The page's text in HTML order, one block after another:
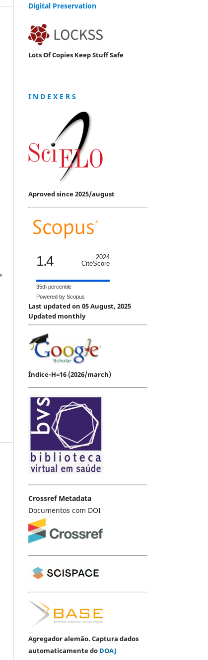
Digital Preservation
Lots Of Copies Keep Stuff Safe
I N D E X E R S
Aproved since 2025/august
1.4
2024
CiteScore
35th percentile
Powered by Scopus
Last updated on 05 August, 2025
Updated monthly
Índice-H=16 (2026/march)
Crossref Metadata
Documentos com DOI
Agregador alemão. Captura dados
automaticamente do DOAJ